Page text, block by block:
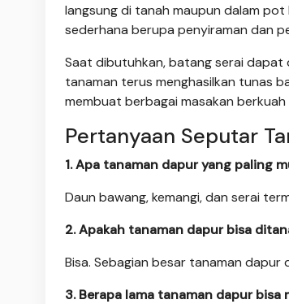
langsung di tanah maupun dalam
sederhana berupa penyiraman dan
Saat dibutuhkan, batang serai
tanaman terus menghasilkan tunas
membuat berbagai masakan
Pertanyaan Seputar
1. Apa tanaman dapur yang paling
Daun bawang, kemangi, dan serai
2. Apakah tanaman dapur bisa
Bisa. Sebagian besar tanaman
3. Berapa lama tanaman dapur bisa